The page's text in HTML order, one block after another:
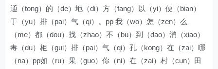
通（tong）的（de）地（di）方（fang）以（yi）便（bian）
于（yu）排（pai）气（qi）。pp 我（wo）怎（zen）么
（me）都（dou）找（zhao）不（bu）到（dao）消（xiao）
毒（du）柜（gui）排（pai）气（qi）孔（kong）在（zai）哪
（na）pp如（ru）果（guo）你（ni）在（zai）村（cun）田